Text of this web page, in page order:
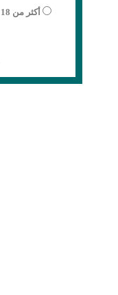
أكثر من 18 مليون سائح